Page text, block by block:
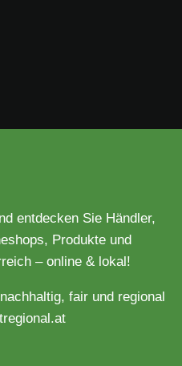
entdecken Sie Händler,
Produkte und
– online & lokal!
fair und regional